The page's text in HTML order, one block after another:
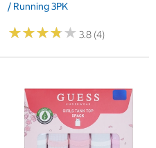
/ Running 3PK
★★★★★
★★★★★ 3.8 (4)